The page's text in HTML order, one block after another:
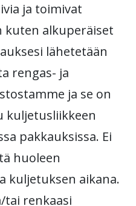
ja toimivat
kuten alkuperäiset
lähetetään
rengas- ja
ja se on
kuljetusliikkeen
pakkauksissa. Ei
huoleen
kuljetuksen aikana.
tai renkaasi